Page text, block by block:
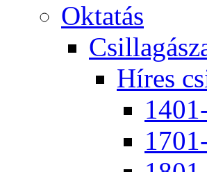
Ok­ta­tás
Hí­res